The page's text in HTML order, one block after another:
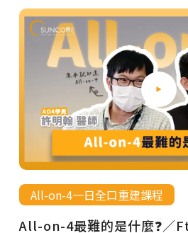
All-on-4一日全口重建課程
All-on-4最難的是什麼❓／